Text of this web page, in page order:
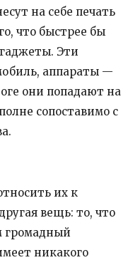
на себе печать
что быстрее бы
Эти
аппараты —
они попадают на
сопоставимо с
их к
вещь: то, что
громадный
никакого